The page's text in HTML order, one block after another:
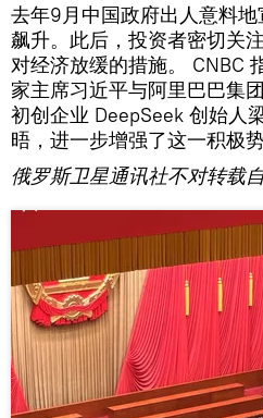
去年9月中国政府出人意料
飙升。此后，投资者密切关
对经济放缓的措施。 CNBC
家主席习近平与阿里巴巴集
初创企业 DeepSeek 创始人
晤，进一步增强了这一积极势
俄罗斯卫星通讯社不对转载